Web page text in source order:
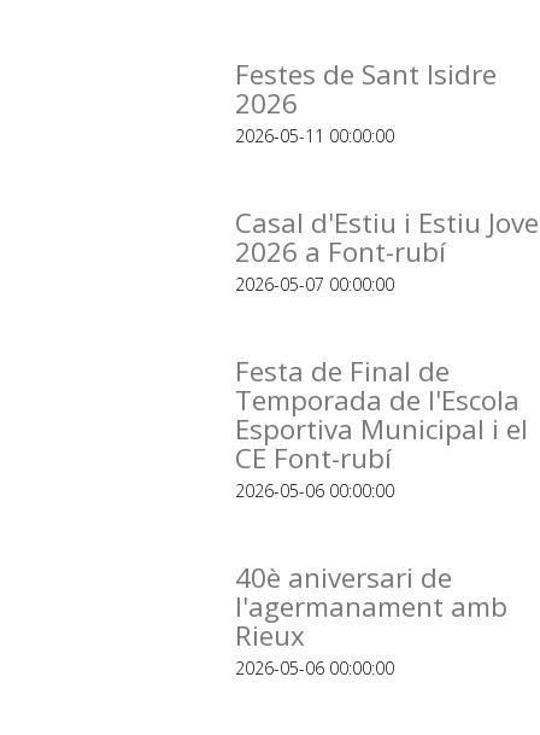
Festes de Sant Isidre
2026
2026-05-11 00:00:00
Casal d'Estiu i Estiu Jove
2026 a Font-rubí
2026-05-07 00:00:00
Festa de Final de
Temporada de l'Escola
Esportiva Municipal i el
CE Font-rubí
2026-05-06 00:00:00
40è aniversari de
l'agermanament amb
Rieux
2026-05-06 00:00:00